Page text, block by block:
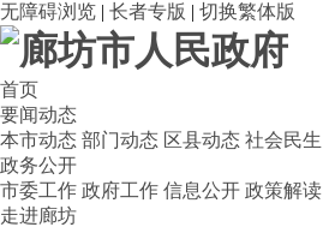
无障碍浏览 | 长者专版 | 切换繁体版
首页
要闻动态
本市动态 部门动态 区县动态 社会民生
政务公开
市委工作 政府工作 信息公开 政策解读
走进廊坊